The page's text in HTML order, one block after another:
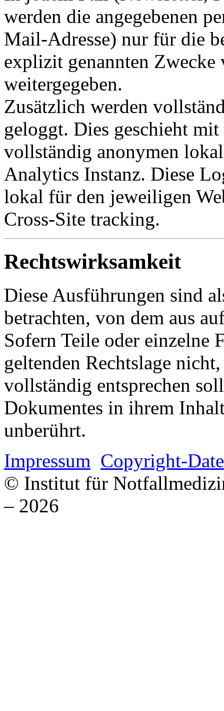
werden die angegebenen
Mail-Adresse) nur für die
explizit genannten
weitergegeben.
Zusätzlich werden
geloggt. Dies geschieht
vollständig anonymen
Analytics Instanz. Diese
lokal für den jeweiligen
Cross-Site tracking.
Rechtswirksamkeit
Diese Ausführungen sind
betrachten, von dem aus
Sofern Teile oder einzelne
geltenden Rechtslage
vollständig entsprechen
Dokumentes in ihrem
unberührt.
Impressum Copyright-
© Institut für
– 2026